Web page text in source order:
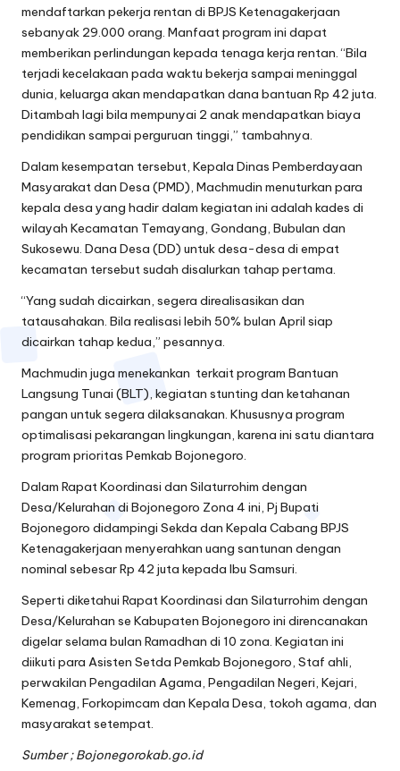
mendaftarkan pekerja rentan di BPJS Ketenagakerjaan
sebanyak 29.000 orang. Manfaat program ini dapat
memberikan perlindungan kepada tenaga kerja rentan. “Bila
terjadi kecelakaan pada waktu bekerja sampai meninggal
dunia, keluarga akan mendapatkan dana bantuan Rp 42 juta.
Ditambah lagi bila mempunyai 2 anak mendapatkan biaya
pendidikan sampai perguruan tinggi,” tambahnya.
Dalam kesempatan tersebut, Kepala Dinas Pemberdayaan
Masyarakat dan Desa (PMD), Machmudin menuturkan para
kepala desa yang hadir dalam kegiatan ini adalah kades di
wilayah Kecamatan Temayang, Gondang, Bubulan dan
Sukosewu. Dana Desa (DD) untuk desa-desa di empat
kecamatan tersebut sudah disalurkan tahap pertama.
“Yang sudah dicairkan, segera direalisasikan dan
tatausahakan. Bila realisasi lebih 50% bulan April siap
dicairkan tahap kedua,” pesannya.
Machmudin juga menekankan terkait program Bantuan
Langsung Tunai (BLT), kegiatan stunting dan ketahanan
pangan untuk segera dilaksanakan. Khususnya program
optimalisasi pekarangan lingkungan, karena ini satu diantara
program prioritas Pemkab Bojonegoro.
Dalam Rapat Koordinasi dan Silaturrohim dengan
Desa/Kelurahan di Bojonegoro Zona 4 ini, Pj Bupati
Bojonegoro didampingi Sekda dan Kepala Cabang BPJS
Ketenagakerjaan menyerahkan uang santunan dengan
nominal sebesar Rp 42 juta kepada Ibu Samsuri.
Seperti diketahui Rapat Koordinasi dan Silaturrohim dengan
Desa/Kelurahan se Kabupaten Bojonegoro ini direncanakan
digelar selama bulan Ramadhan di 10 zona. Kegiatan ini
diikuti para Asisten Setda Pemkab Bojonegoro, Staf ahli,
perwakilan Pengadilan Agama, Pengadilan Negeri, Kejari,
Kemenag, Forkopimcam dan Kepala Desa, tokoh agama, dan
masyarakat setempat.
Sumber ; Bojonegorokab.go.id